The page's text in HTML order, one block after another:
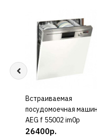
КУПИТЬ
Встраиваемая
посудомоечная
AEG f 55002 im0p
26400р.